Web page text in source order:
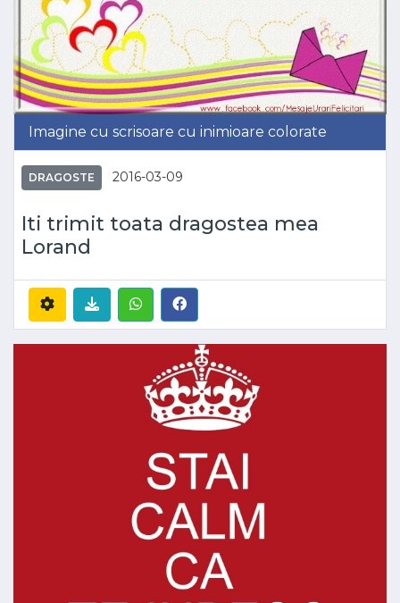
Imagine cu scrisoare cu inimioare colorate
DRAGOSTE 2016-03-09
Iti trimit toata dragostea mea
Lorand